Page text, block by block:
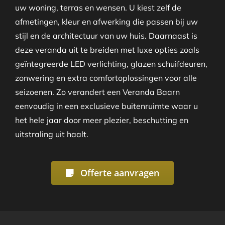
uw woning, terras en wensen. U kiest zelf de
afmetingen, kleur en afwerking die passen bij uw
stijl en de architectuur van uw huis. Daarnaast is
deze veranda uit te breiden met luxe opties zoals
geïntegreerde LED verlichting, glazen schuifdeuren,
zonwering en extra comfortoplossingen voor alle
seizoenen. Zo verandert een Veranda Baarn
eenvoudig in een exclusieve buitenruimte waar u
het hele jaar door meer plezier, beschutting en
uitstraling uit haalt.
Offerte aanvragen